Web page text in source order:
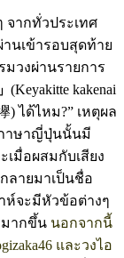
จากทั่วประเทศ
นเข้ารอบสุดท้าย
มวงผ่านรายการ
(Keyakitte kakenai
) ได้ไหม?” เหตุผล
ภาษาญี่ปุ่นนั้นมี
มื่อผสมกับเสียง
ลายมาเป็นชื่อ
ห์จะมีหัวข้อต่างๆ
มากขึ้น นอกจากนี้
และวงไอ